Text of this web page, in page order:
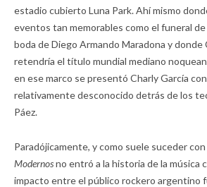
estadio cubierto Luna Park. Ahí mismo
eventos tan memorables como el funeral de
boda de Diego Armando Maradona y donde
retendría el título mundial mediano
en ese marco se presentó Charly García
relativamente desconocido detrás de los
Páez.
Paradójicamente, y como suele suceder con
Modernosno entró a la historia de la música
impacto entre el público rockero argentino